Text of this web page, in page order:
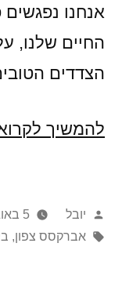
אנחנו
החיים שלנו,
הצדדים
להמשיך
פורסם
על
יובל 5 באוגוסט 2011
תגיות:
אברקסס צפון,